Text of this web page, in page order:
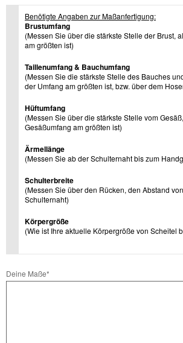
Benötigte Angaben zur Maßanfertigung:
Brustumfang
(Messen Sie über die stärkste Stelle der Brust,
am größten ist)
Taillenumfang & Bauchumfang
(Messen Sie die stärkste Stelle des Bauches
der Umfang am größten ist, bzw. über dem
Hüftumfang
(Messen Sie über die stärkste Stelle vom
Gesäßumfang am größten ist)
Ärmellänge
(Messen Sie ab der Schulternaht bis zum
Schulterbreite
(Messen Sie über den Rücken, den Abstand
Schulternaht)
Körpergröße
(Wie ist Ihre aktuelle Körpergröße von Scheitel
Pflichtfeld
Deine Maße*